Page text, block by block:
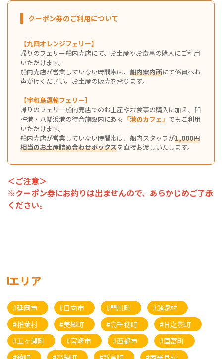
クーポン券のご利用について
【九四オレンジフェリー】
帰りのフェリー船内売店にて、お土産やお食事の購入にご利用
いただけます。
船内売店が営業していない時間帯は、 船内案内所にて係員へお
声がけください。お土産の販売を承ります。
【宇和島運輸フェリー】
帰りのフェリー船内売店でのお土産やお食事の購入に加え、臼
杵港・八幡浜港の待合施設内にある 「港のカフェ」 でもご利用
いただけます。
船内売店が営業していない時間帯は、船内スタッフが1,000円
相当のお土産詰め合わせボックスを直接お渡しいたします。
＜ご注意＞
※クーポン券にお釣りは出ませんので、あらかじめご了承
ください。
エリア
#延岡市 #日向市 #門川町
#諸塚村
#椎葉村
#美郷町 #高千穂町
#日之影町
#五ヶ瀬町
#宮崎市 #西都市
#国富町